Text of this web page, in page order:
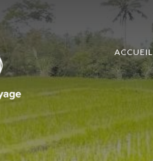
ACCUEIL